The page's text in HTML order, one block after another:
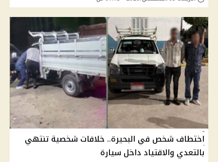
اختطاف شخص في البحيرة.. خلافات شخصية تنتهي
بالتعدي والاقتياد داخل سيارة